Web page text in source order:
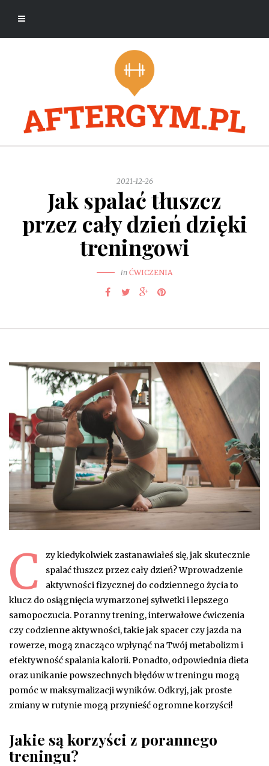
2021-12-26
Jak spalać tłuszcz
przez cały dzień dzięki
treningowi
in ĆWICZENIA
C
zy kiedykolwiek zastanawiałeś się, jak skutecznie
spalać tłuszcz przez cały dzień? Wprowadzenie
aktywności fizycznej do codziennego życia to
klucz do osiągnięcia wymarzonej sylwetki i lepszego
samopoczucia. Poranny trening, interwałowe ćwiczenia
czy codzienne aktywności, takie jak spacer czy jazda na
rowerze, mogą znacząco wpłynąć na Twój metabolizm i
efektywność spalania kalorii. Ponadto, odpowiednia dieta
oraz unikanie powszechnych błędów w treningu mogą
pomóc w maksymalizacji wyników. Odkryj, jak proste
zmiany w rutynie mogą przynieść ogromne korzyści!
Jakie są korzyści z porannego
treningu?